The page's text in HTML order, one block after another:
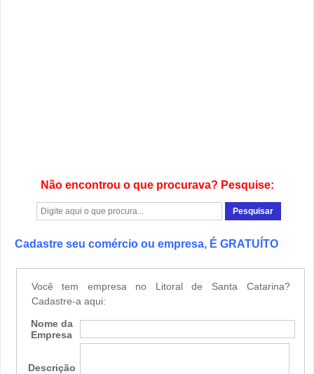
Não encontrou o que procurava? Pesquise:
Cadastre seu comércio ou empresa, É GRATUÍTO
Você tem empresa no Litoral de Santa Catarina?
Cadastre-a aqui:
Nome da
Empresa
Descrição